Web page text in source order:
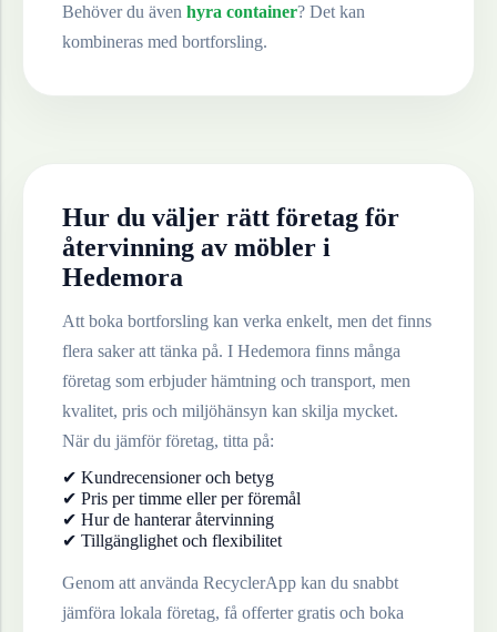
Behöver du även hyra container? Det kan
kombineras med bortforsling.
Hur du väljer rätt företag för
återvinning av möbler i
Hedemora
Att boka bortforsling kan verka enkelt, men det finns
flera saker att tänka på. I Hedemora finns många
företag som erbjuder hämtning och transport, men
kvalitet, pris och miljöhänsyn kan skilja mycket.
När du jämför företag, titta på:
✔ Kundrecensioner och betyg
✔ Pris per timme eller per föremål
✔ Hur de hanterar återvinning
✔ Tillgänglighet och flexibilitet
Genom att använda RecyclerApp kan du snabbt
jämföra lokala företag, få offerter gratis och boka